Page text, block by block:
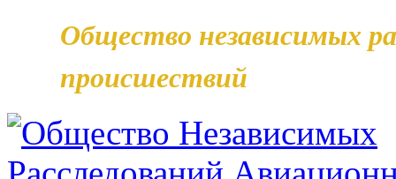
Общество независимых
происшествий